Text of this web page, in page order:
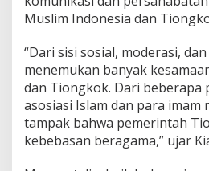
Muslim Indonesia dan
“Dari sisi sosial, moderasi,
menemukan banyak
dan Tiongkok. Dari beberapa
asosiasi Islam dan para imam
tampak bahwa pemerintah
kebebasan beragama,” ujar